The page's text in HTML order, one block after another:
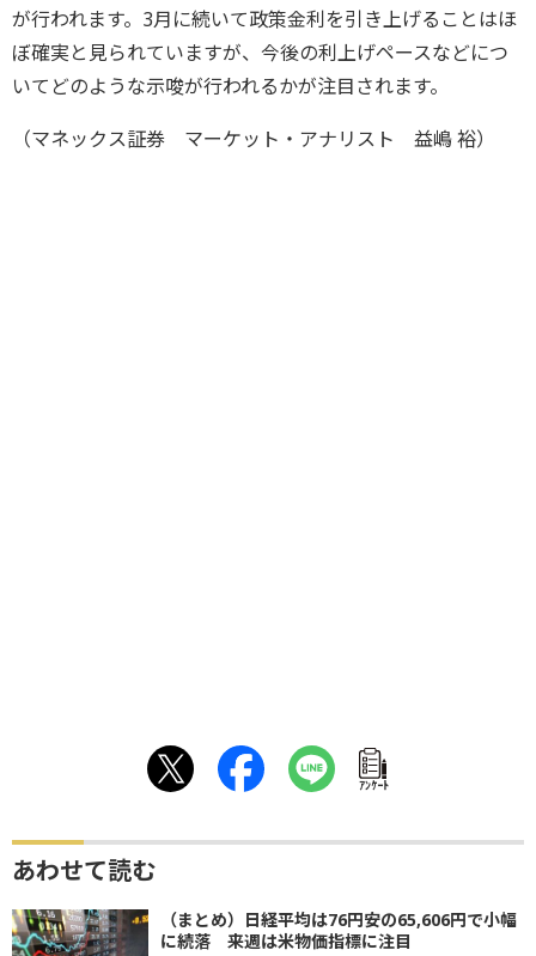
が行われます。3月に続いて政策金利を引き上げることはほ
ぼ確実と見られていますが、今後の利上げペースなどにつ
いてどのような示唆が行われるかが注目されます。
（マネックス証券 マーケット・アナリスト 益嶋 裕）
ｱﾝｹｰﾄ
あわせて読む
（まとめ）日経平均は76円安の65,606円で小幅
に続落 来週は米物価指標に注目